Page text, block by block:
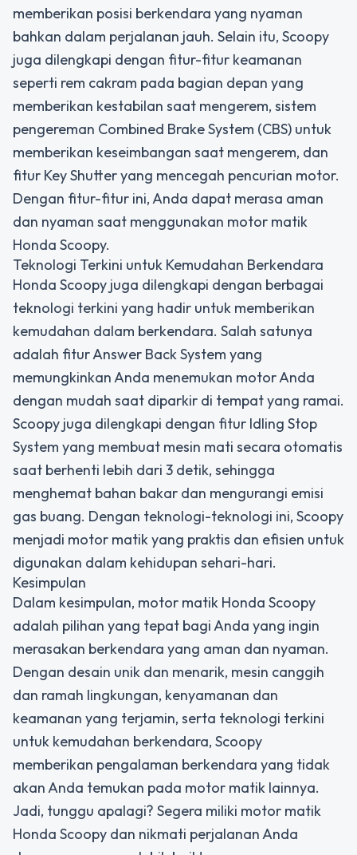
memberikan posisi berkendara yang nyaman
bahkan dalam perjalanan jauh. Selain itu, Scoopy
juga dilengkapi dengan fitur-fitur keamanan
seperti rem cakram pada bagian depan yang
memberikan kestabilan saat mengerem, sistem
pengereman Combined Brake System (CBS) untuk
memberikan keseimbangan saat mengerem, dan
fitur Key Shutter yang mencegah pencurian motor.
Dengan fitur-fitur ini, Anda dapat merasa aman
dan nyaman saat menggunakan motor matik
Honda Scoopy.
Teknologi Terkini untuk Kemudahan Berkendara
Honda Scoopy juga dilengkapi dengan berbagai
teknologi terkini yang hadir untuk memberikan
kemudahan dalam berkendara. Salah satunya
adalah fitur Answer Back System yang
memungkinkan Anda menemukan motor Anda
dengan mudah saat diparkir di tempat yang ramai.
Scoopy juga dilengkapi dengan fitur Idling Stop
System yang membuat mesin mati secara otomatis
saat berhenti lebih dari 3 detik, sehingga
menghemat bahan bakar dan mengurangi emisi
gas buang. Dengan teknologi-teknologi ini, Scoopy
menjadi motor matik yang praktis dan efisien untuk
digunakan dalam kehidupan sehari-hari.
Kesimpulan
Dalam kesimpulan, motor matik Honda Scoopy
adalah pilihan yang tepat bagi Anda yang ingin
merasakan berkendara yang aman dan nyaman.
Dengan desain unik dan menarik, mesin canggih
dan ramah lingkungan, kenyamanan dan
keamanan yang terjamin, serta teknologi terkini
untuk kemudahan berkendara, Scoopy
memberikan pengalaman berkendara yang tidak
akan Anda temukan pada motor matik lainnya.
Jadi, tunggu apalagi? Segera miliki motor matik
Honda Scoopy dan nikmati perjalanan Anda